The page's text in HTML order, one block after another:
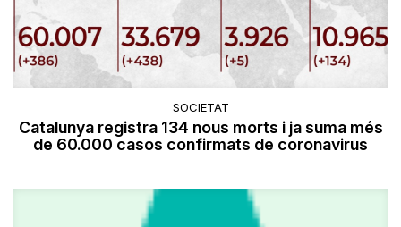
SOCIETAT
Catalunya registra 134 nous morts i ja suma més
de 60.000 casos confirmats de coronavirus